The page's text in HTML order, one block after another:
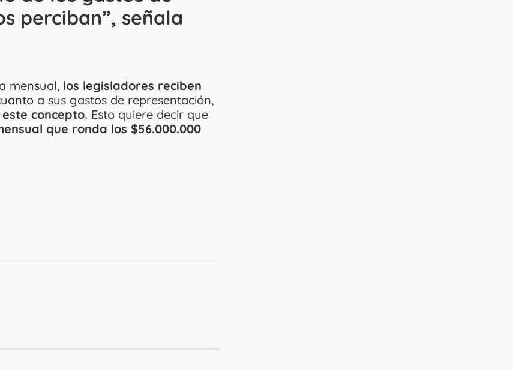
perciban”, señala
mensual, los legisladores reciben
a sus gastos de representación,
concepto. Esto quiere decir que
que ronda los $56.000.000